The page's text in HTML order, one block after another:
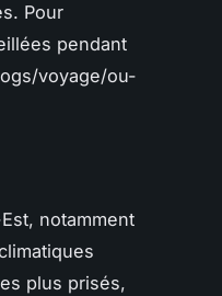
Pour
pendant
voyage/ou-
notamment
plus prisés,